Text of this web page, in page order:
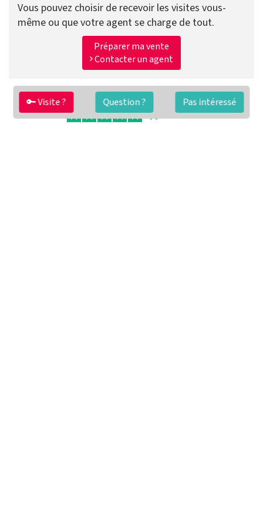
🔑 Visite ? Question ? Pas intéressé
Vous pouvez choisir de recevoir les visites vous-
même ou que votre agent se charge de tout.
Préparer ma vente
Contacter un agent